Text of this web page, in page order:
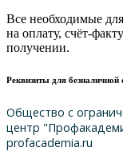
Все необходимые
на оплату, счёт-
получении.
Реквизиты для безналичной
Общество с
центр
profacademia.ru